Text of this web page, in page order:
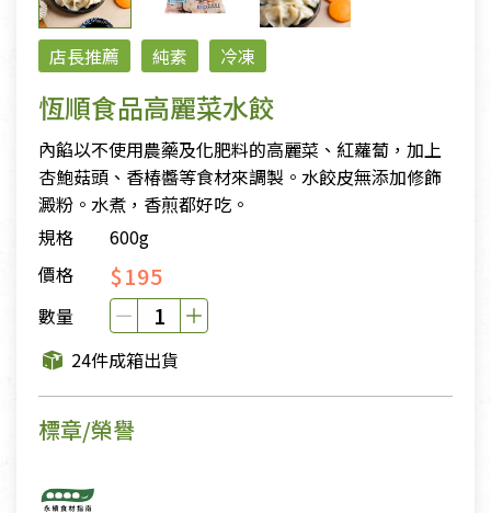
店長推薦 純素 冷凍
恆順食品高麗菜水餃
內餡以不使用農藥及化肥料的高麗菜、紅蘿蔔，加上
杏鮑菇頭、香椿醬等食材來調製。水餃皮無添加修飾
澱粉。水煮，香煎都好吃。
規格
600g
價格
$195
數量
24件成箱出貨
標章/榮譽